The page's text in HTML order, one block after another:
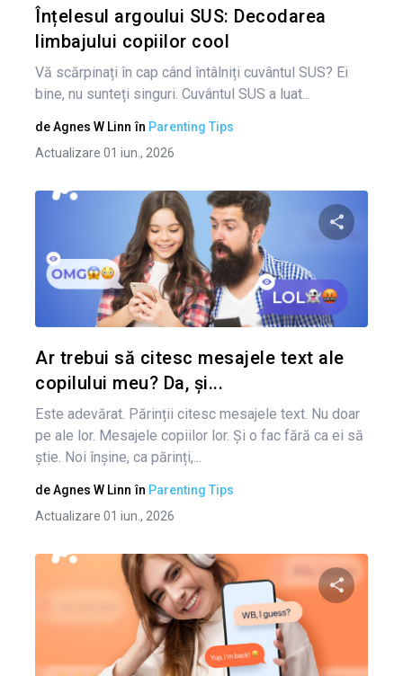
Înțelesul argoului SUS: Decodarea
limbajului copiilor cool
Vă scărpinați în cap când întâlniți cuvântul SUS? Ei
bine, nu sunteți singuri. Cuvântul SUS a luat...
deAgnes W Linn în Parenting Tips
Actualizare 01 iun., 2026
Ar trebui să citesc mesajele text ale
copilului meu? Da, și...
Este adevărat. Părinții citesc mesajele text. Nu doar
pe ale lor. Mesajele copiilor lor. Și o fac fără ca ei să
știe. Noi înșine, ca părinți,...
deAgnes W Linn în Parenting Tips
Actualizare 01 iun., 2026